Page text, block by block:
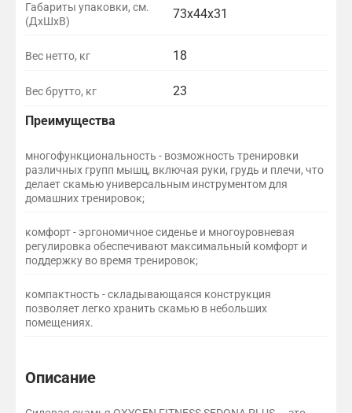
Габариты упаковки, см.
(ДхШхВ)
73х44x31
Вес нетто, кг 18
Вес брутто, кг
23
Преимущества
многофункциональность - возможность тренировки
различных групп мышц, включая руки, грудь и плечи, что
делает скамью универсальным инструментом для
домашних тренировок;
комфорт - эргономичное сиденье и многоуровневая
регулировка обеспечивают максимальный комфорт и
поддержку во время тренировок;
компактность - складывающаяся конструкция
позволяет легко хранить скамью в небольших
помещениях.
Описание